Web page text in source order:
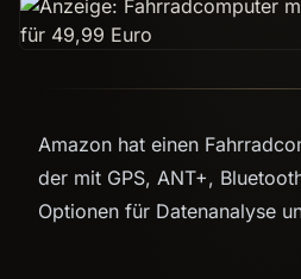
Amazon hat einen
der mit GPS, ANT+,
Optionen für Datenanalyse